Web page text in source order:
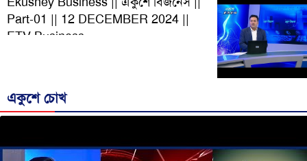
Part-01 || 12 DECEMBER 2024 ||
ETV Business
একুশে চোখ